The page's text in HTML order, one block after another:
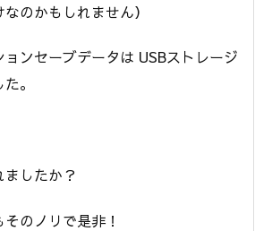
のかもしれません）
ンセーブデータは USBストレージ
。
したか？
のノリで是非！